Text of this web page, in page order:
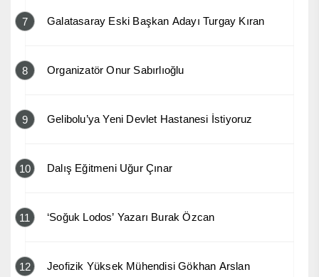
7 Galatasaray Eski Başkan Adayı Turgay Kıran
8 Organizatör Onur Sabırlıoğlu
9 Gelibolu’ya Yeni Devlet Hastanesi İstiyoruz
10 Dalış Eğitmeni Uğur Çınar
11 ‘Soğuk Lodos’ Yazarı Burak Özcan
12 Jeofizik Yüksek Mühendisi Gökhan Arslan